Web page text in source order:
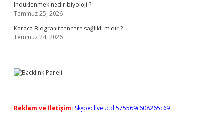
Indüklenmek nedir biyoloji ?
Temmuz 25, 2026
Karaca Biogranit tencere sağlıklı mıdır ?
Temmuz 24, 2026
Reklam ve İletişim: Skype: live:.cid.575569c608265c69